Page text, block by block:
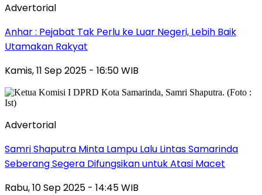
Advertorial
Anhar : Pejabat Tak Perlu ke Luar Negeri, Lebih Baik
Utamakan Rakyat
Kamis, 11 Sep 2025 - 16:50 WIB
Advertorial
Samri Shaputra Minta Lampu Lalu Lintas Samarinda
Seberang Segera Difungsikan untuk Atasi Macet
Rabu, 10 Sep 2025 - 14:45 WIB